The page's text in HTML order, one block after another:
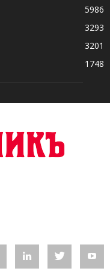
5986
3293
3201
1748